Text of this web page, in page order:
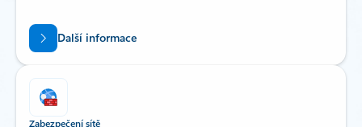
Další informace
Zabezpečení sítě